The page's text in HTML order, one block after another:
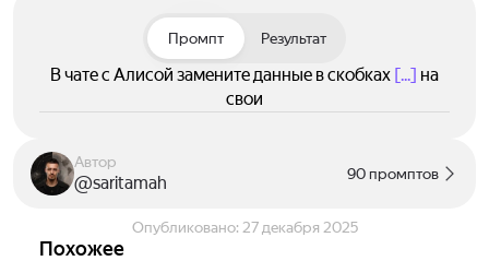
Промпт Результат
В чате с Алисой замените данные в скобках [...] на
свои
Автор
@saritamah 90 промптов
Опубликовано: 27 декабря 2025
Похожее